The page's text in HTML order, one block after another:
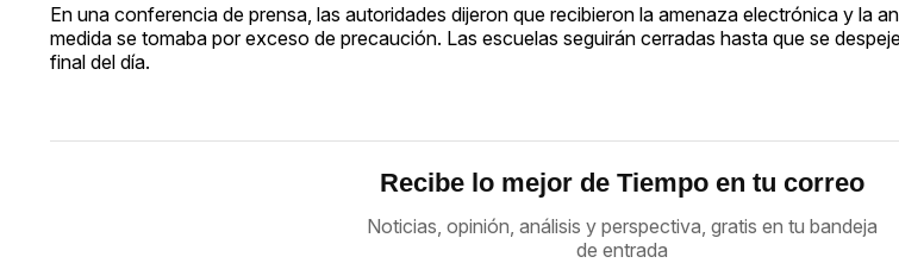
En una conferencia de prensa, las autoridades dijeron que recibieron la amenaza electrónica y la
medida se tomaba por exceso de precaución. Las escuelas seguirán cerradas hasta que se
final del día.
Recibe lo mejor de Tiempo en tu correo
Noticias, opinión, análisis y perspectiva, gratis en tu bandeja
de entrada